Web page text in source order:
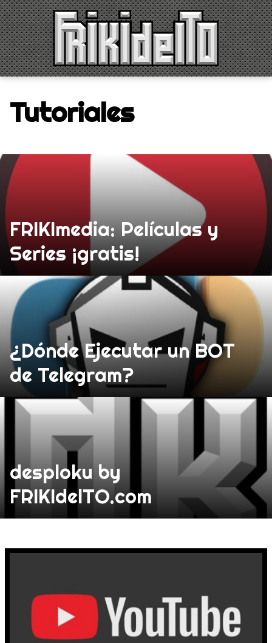
Saltar
al
contenido
Tutoriales
FRIKImedia: Películas y
Series ¡gratis!
¿Dónde Ejecutar un BOT
de Telegram?
desploku by
FRIKIdelTO.com